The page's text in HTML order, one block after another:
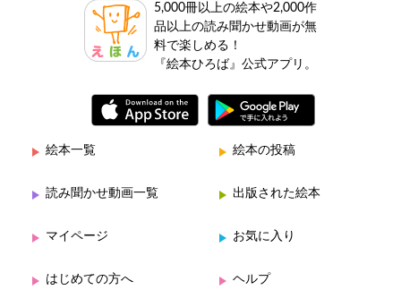
5,000冊以上の絵本や2,000作
品以上の読み聞かせ動画が無
料で楽しめる！
『絵本ひろば』公式アプリ。
絵本一覧 絵本の投稿
読み聞かせ動画一覧 出版された絵本
マイページ お気に入り
はじめての方へ ヘルプ